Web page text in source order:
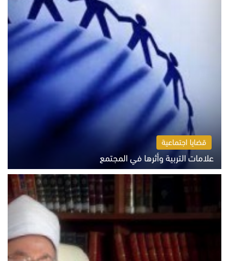
قضايا اجتماعية
علامات التربية وأثرها في المجتمع
الثلاثاء 4 أغسطس 2026 12:50 م